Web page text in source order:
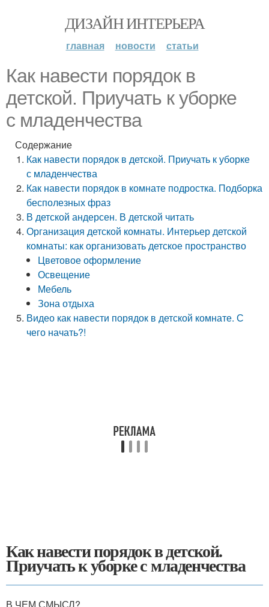
ДИЗАЙН ИНТЕРЬЕРА
главная новости статьи
Как навести порядок в
детской. Приучать к уборке
с младенчества
Содержание
Как навести порядок в детской. Приучать к уборке
с младенчества
Как навести порядок в комнате подростка. Подборка
бесполезных фраз
В детской андерсен. В детской читать
Организация детской комнаты. Интерьер детской
комнаты: как организовать детское пространство
Цветовое оформление
Освещение
Мебель
Зона отдыха
Видео как навести порядок в детской комнате. С
чего начать?!
Как навести порядок в детской.
Приучать к уборке с младенчества